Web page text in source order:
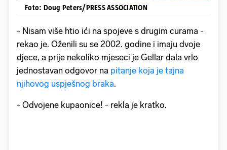
Foto: Doug Peters/PRESS ASSOCIATION
- Nisam više htio ići na spojeve s drugim curama -
rekao je. Oženili su se 2002. godine i imaju dvoje
djece, a prije nekoliko mjeseci je Gellar dala vrlo
jednostavan odgovor na pitanje koja je tajna
njihovog uspješnog braka.
- Odvojene kupaonice! - rekla je kratko.